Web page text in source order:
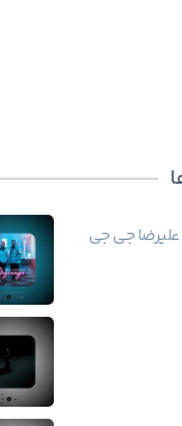
علیرضا جی جی